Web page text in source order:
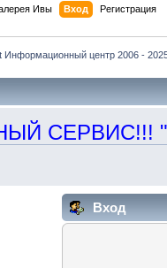
Ивы Вход Регистрация
Информационный центр 2006 -
СЕРВИС!!!
Вход